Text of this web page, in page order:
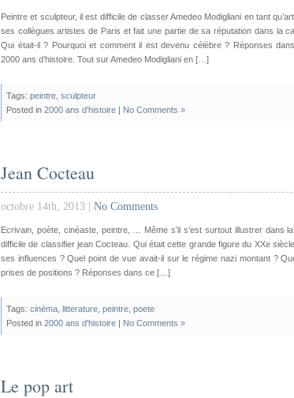
Peintre et sculpteur, il est difficile de classer Amedeo Modigliani en tant
ses collègues artistes de Paris et fait une partie de sa réputation dans la
Qui était-il ? Pourquoi et comment il est devenu célèbre ? Réponses
2000 ans d’histoire. Tout sur Amedeo Modigliani en […]
Tags: peintre sculpteur
Posted in 2000 ans d'histoire | No Comments »
Jean Cocteau
octobre 14th, 2013 | No Comments
Ecrivain, poète, cinéaste, peintre, … Même s’il s’est surtout illustrer dans
difficile de classifier jean Cocteau. Qui était cette grande figure du XXe
ses influences ? Quel point de vue avait-il sur le régime nazi montant ?
prises de positions ? Réponses dans ce […]
Tags: cinéma litterature peintre poete
Posted in 2000 ans d'histoire | No Comments »
Le pop art